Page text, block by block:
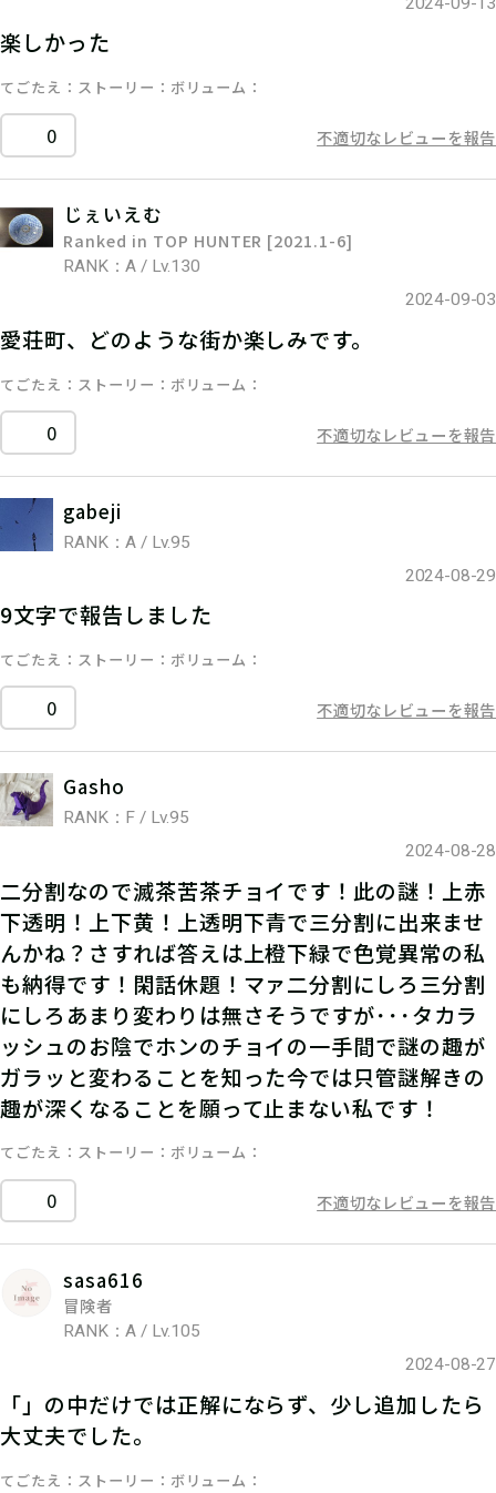
楽しかった
てごたえ ストーリー ボリューム
0 不適切なレビューを報告
じぇいえむ
Ranked in TOP HUNTER [2021.1-6]
RANK：A / Lv.130
2024-09-03
愛荘町、どのような街か楽しみです。
てごたえ ストーリー ボリューム
0 不適切なレビューを報告
gabeji
RANK：A / Lv.95
2024-08-29
9文字で報告しました
てごたえ ストーリー ボリューム
0 不適切なレビューを報告
Gasho
RANK：F / Lv.95
2024-08-28
二分割なので滅茶苦茶チョイです！此の謎！上赤
下透明！上下黄！上透明下青で三分割に出来ませ
んかね？さすれば答えは上橙下緑で色覚異常の私
も納得です！閑話休題！マァ二分割にしろ三分割
にしろあまり変わりは無さそうですが･･･タカラ
ッシュのお陰でホンのチョイの一手間で謎の趣が
ガラッと変わることを知った今では只管謎解きの
趣が深くなることを願って止まない私です！
てごたえ ストーリー ボリューム
0 不適切なレビューを報告
sasa616
冒険者
RANK：A / Lv.105
2024-08-27
「」の中だけでは正解にならず、少し追加したら
大丈夫でした。
てごたえ ストーリー ボリューム